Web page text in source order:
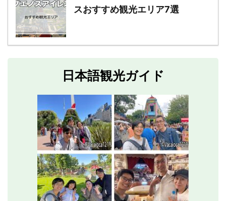
スおすすめ観光エリア7選
日本語観光ガイド